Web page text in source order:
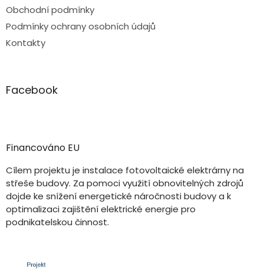
Obchodní podmínky
Podmínky ochrany osobních údajů
Kontakty
Facebook
Financováno EU
Cílem projektu je instalace fotovoltaické elektrárny na
střeše budovy. Za pomoci využití obnovitelných zdrojů
dojde ke snížení energetické náročnosti budovy a k
optimalizaci zajištění elektrické energie pro
podnikatelskou činnost.